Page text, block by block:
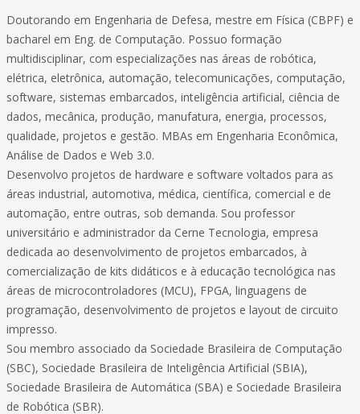
Doutorando em Engenharia de Defesa, mestre em Física (CBPF) e
bacharel em Eng. de Computação. Possuo formação
multidisciplinar, com especializações nas áreas de robótica,
elétrica, eletrônica, automação, telecomunicações, computação,
software, sistemas embarcados, inteligência artificial, ciência de
dados, mecânica, produção, manufatura, energia, processos,
qualidade, projetos e gestão. MBAs em Engenharia Econômica,
Análise de Dados e Web 3.0.
Desenvolvo projetos de hardware e software voltados para as
áreas industrial, automotiva, médica, científica, comercial e de
automação, entre outras, sob demanda. Sou professor
universitário e administrador da Cerne Tecnologia, empresa
dedicada ao desenvolvimento de projetos embarcados, à
comercialização de kits didáticos e à educação tecnológica nas
áreas de microcontroladores (MCU), FPGA, linguagens de
programação, desenvolvimento de projetos e layout de circuito
impresso.
Sou membro associado da Sociedade Brasileira de Computação
(SBC), Sociedade Brasileira de Inteligência Artificial (SBIA),
Sociedade Brasileira de Automática (SBA) e Sociedade Brasileira
de Robótica (SBR).